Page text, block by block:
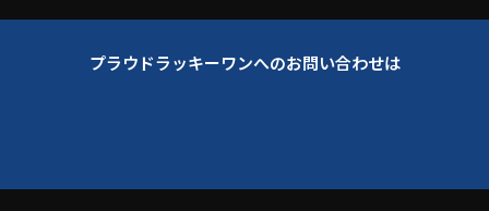
プラウドラッキーワンへのお問い合わせは